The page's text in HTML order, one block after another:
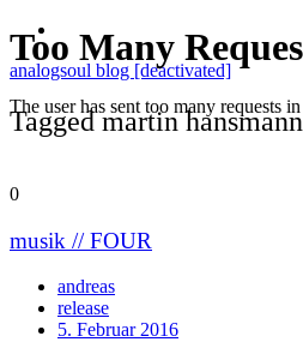
analogsoul blog [deactivated]
Tagged martin hansmann
0
musik // FOUR
andreas
release
5. Februar 2016